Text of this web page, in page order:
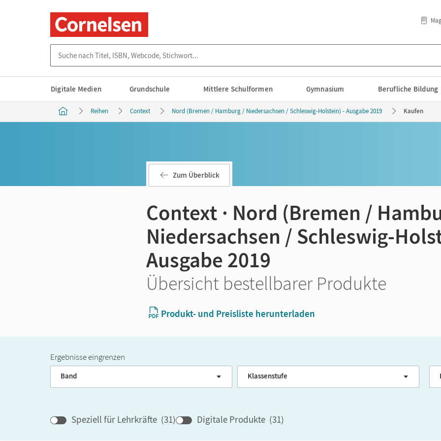
Digitale Medien Grundschule Mittlere Schulformen Gymnasium Berufliche Bildung
Reihen Context Nord (Bremen / Hamburg / Niedersachsen / Schleswig-Holstein) - Ausgabe 2019 Kaufen
Zum Überblick
Context · Nord (Bremen /
Niedersachsen / Schleswig-
Ausgabe 2019
Übersicht bestellbarer Produkte
Produkt- und Preisliste herunterladen
Ergebnisse eingrenzen
Band Klassenstufe
Speziell für Lehrkräfte (31) Digitale Produkte (31)